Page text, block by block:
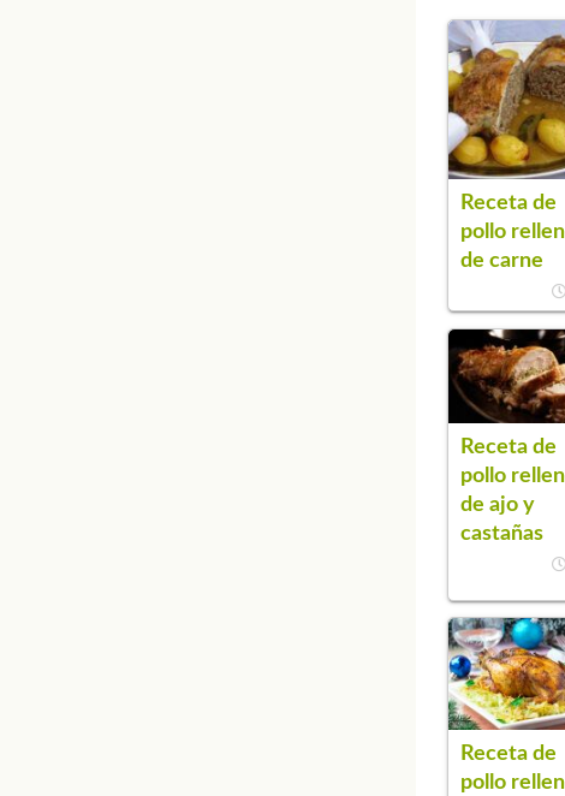
Receta de
pollo
de carne
Receta de
pollo
de ajo y
castañas
Receta de
pollo